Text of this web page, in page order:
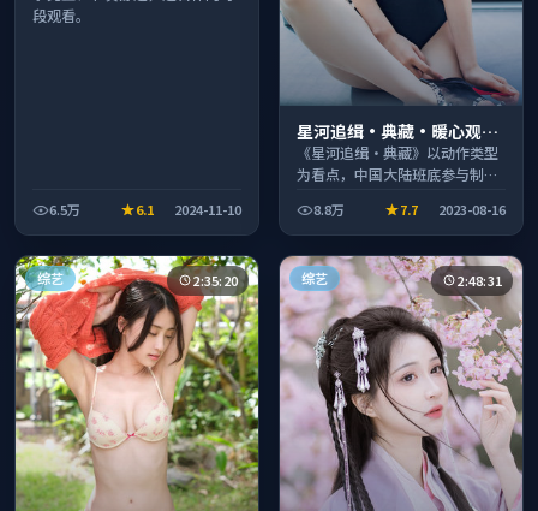
段观看。
6.5万 6.1 2024-11-10
星河追缉·典藏·暖心观影
季口碑发酵持续升温
《星河追缉·典藏》以动作类型
为看点，中国大陆班底参与制
休闲时段观看。
8.8万 7.7 2023-08-16
综艺 2:35:20 综艺 2:48:31